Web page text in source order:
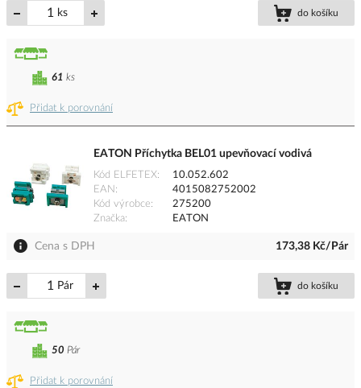
ks do košíku
Přidat k porovnání
61 ks
EATON Příchytka BEL01 upevňovací vodivá
Kód ELFETEX
10.052.602
EAN
4015082752002
Kód výrobce
275200
Značka
EATON
Cena s DPH 173,38 Kč/Pár
Pár do košíku
Přidat k porovnání
50 Pár